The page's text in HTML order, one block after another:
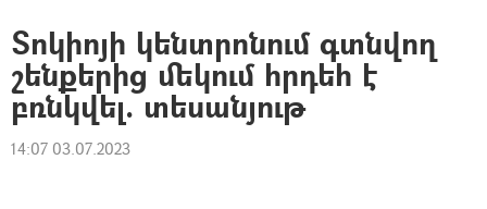
Տոկիոյի կենտրոնում գտնվող
շենքերից մեկում հրդեհ է
բռնկվել. տեսանյութ
14:07 03.07.2023